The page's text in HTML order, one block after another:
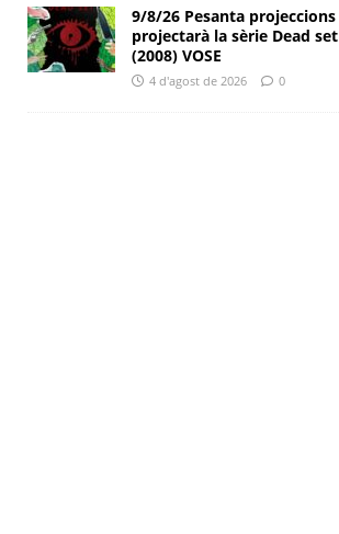
9/8/26 Pesanta projeccions
projectarà la sèrie Dead set
(2008) VOSE
4 d'agost de 2026 0